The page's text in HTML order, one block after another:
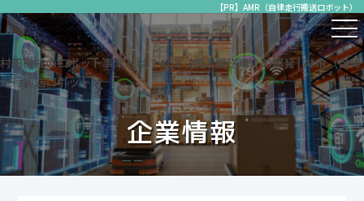
【PR】AMR（自律走行搬送ロボット）
村田機械のロボット事業とは？AGV（無人搬送車）の開発 | AMR（自律
走行搬送ロボット）
企業情報